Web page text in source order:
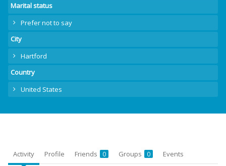
Marital status
Prefer not to say
City
Hartford
Country
United States
Activity Profile Friends 0 Groups 0 Events